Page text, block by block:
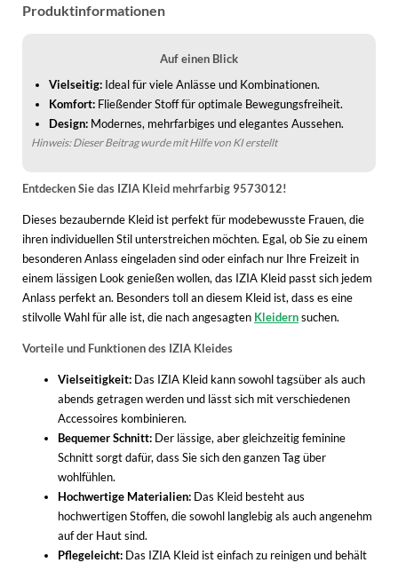
SNEAKERS
STIEFELETTEN
TREKKINGSANDALEN
Produktinformationen
Auf einen Blick
Vielseitig: Ideal für viele Anlässe und Kombinationen.
Komfort: Fließender Stoff für optimale Bewegungsfreiheit.
Design: Modernes, mehrfarbiges und elegantes Aussehen.
Hinweis: Dieser Beitrag wurde mit Hilfe von KI erstellt
Entdecken Sie das IZIA Kleid mehrfarbig 9573012!
Dieses bezaubernde Kleid ist perfekt für modebewusste Frauen, die
ihren individuellen Stil unterstreichen möchten. Egal, ob Sie zu einem
besonderen Anlass eingeladen sind oder einfach nur Ihre Freizeit in
einem lässigen Look genießen wollen, das IZIA Kleid passt sich jedem
Anlass perfekt an. Besonders toll an diesem Kleid ist, dass es eine
stilvolle Wahl für alle ist, die nach angesagten Kleidernsuchen.
Vorteile und Funktionen des IZIA Kleides
Vielseitigkeit: Das IZIA Kleid kann sowohl tagsüber als auch
abends getragen werden und lässt sich mit verschiedenen
Accessoires kombinieren.
Bequemer Schnitt: Der lässige, aber gleichzeitig feminine
Schnitt sorgt dafür, dass Sie sich den ganzen Tag über
wohlfühlen.
Hochwertige Materialien: Das Kleid besteht aus
hochwertigen Stoffen, die sowohl langlebig als auch angenehm
auf der Haut sind.
Pflegeleicht: Das IZIA Kleid ist einfach zu reinigen und behält